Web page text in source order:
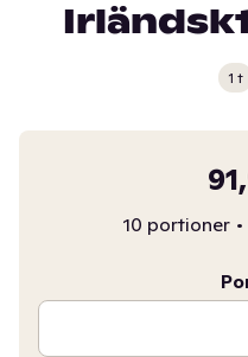
1 t
10 portioner •